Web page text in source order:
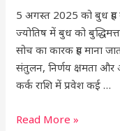
5 अगस्त 2025 को बुध ग्रह
ज्योतिष में बुध को
सोच का कारक ग्रह माना
संतुलन, निर्णय क्षमता और
कर्क राशि में प्रवेश कई …
को
रहना
होगा
सतर्क!
Read More »